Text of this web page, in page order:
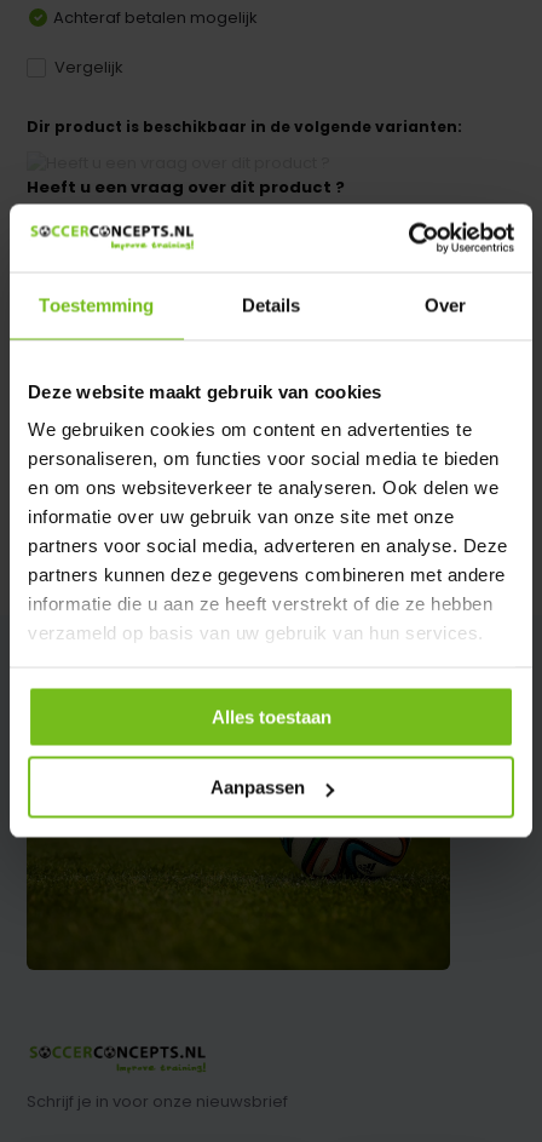
Toestemming Details Over
Deze website maakt gebruik van cookies
We gebruiken cookies om content en advertenties te
personaliseren, om functies voor social media te bieden
en om ons websiteverkeer te analyseren. Ook delen we
informatie over uw gebruik van onze site met onze
partners voor social media, adverteren en analyse. Deze
partners kunnen deze gegevens combineren met andere
informatie die u aan ze heeft verstrekt of die ze hebben
verzameld op basis van uw gebruik van hun services.
Alles toestaan
Aanpassen
Achteraf betalen mogelijk
Vergelijk
Dir product is beschikbaar in de volgende varianten:
Heeft u een vraag over dit product ?
We helpen u graag met meer informatie
Productomschrijving
Specificaties
Reviews
Delen
Schrijf je in voor onze nieuwsbrief